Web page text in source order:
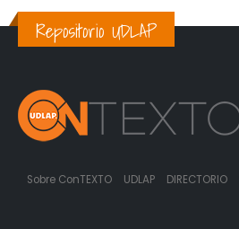
Repositorio UDLAP
Sobre ConTEXTO UDLAP DIRECTORIO